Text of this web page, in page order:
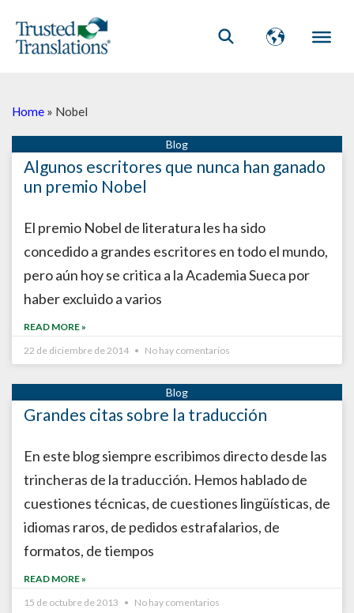
Home » Nobel
Algunos escritores que nunca han ganado
un premio Nobel
El premio Nobel de literatura les ha sido
concedido a grandes escritores en todo el mundo,
pero aún hoy se critica a la Academia Sueca por
haber excluido a varios
READ MORE »
22 de diciembre de 2014
No hay comentarios
Grandes citas sobre la traducción
En este blog siempre escribimos directo desde las
trincheras de la traducción. Hemos hablado de
cuestiones técnicas, de cuestiones lingüísticas, de
idiomas raros, de pedidos estrafalarios, de
formatos, de tiempos
READ MORE »
15 de octubre de 2013
No hay comentarios